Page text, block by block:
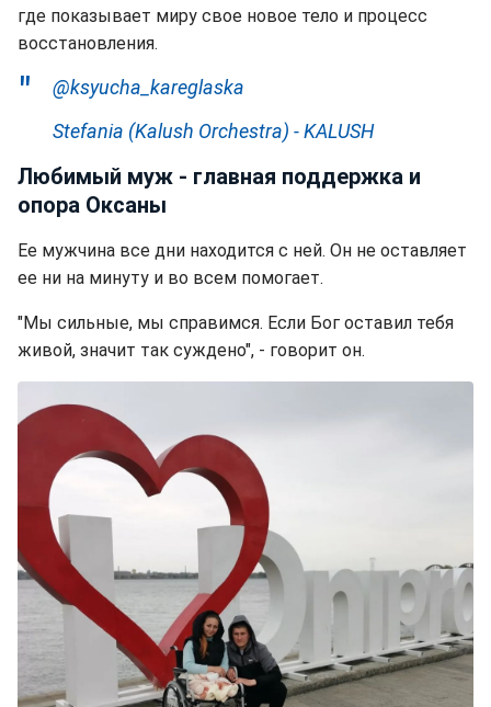
где показывает миру свое новое тело и процесс
восстановления.
@ksyucha_kareglaska
Stefania (Kalush Orchestra) - KALUSH
Любимый муж - главная поддержка и
опора Оксаны
Ее мужчина все дни находится с ней. Он не оставляет
ее ни на минуту и во всем помогает.
"Мы сильные, мы справимся. Если Бог оставил тебя
живой, значит так суждено", - говорит он.